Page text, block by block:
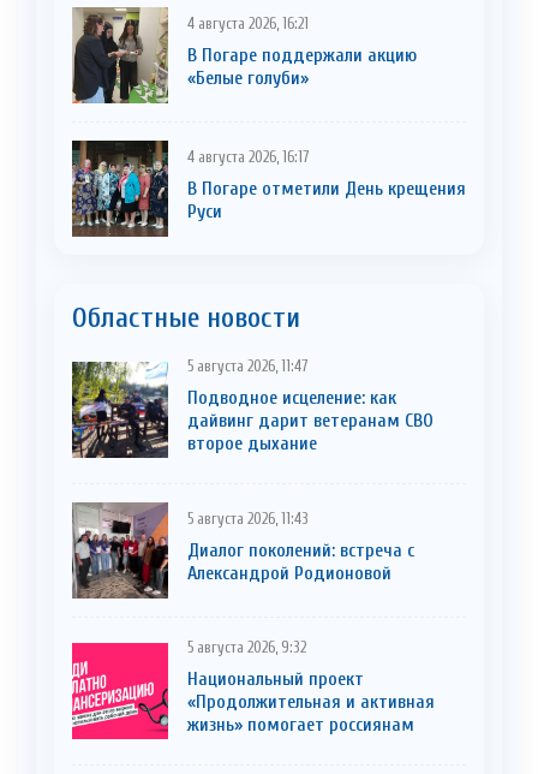
4 августа 2026, 16:21
В Погаре поддержали акцию
«Белые голуби»
4 августа 2026, 16:17
В Погаре отметили День крещения
Руси
Областные новости
5 августа 2026, 11:47
Подводное исцеление: как
дайвинг дарит ветеранам СВО
второе дыхание
5 августа 2026, 11:43
Диалог поколений: встреча с
Александрой Родионовой
5 августа 2026, 9:32
Национальный проект
«Продолжительная и активная
жизнь» помогает россиянам